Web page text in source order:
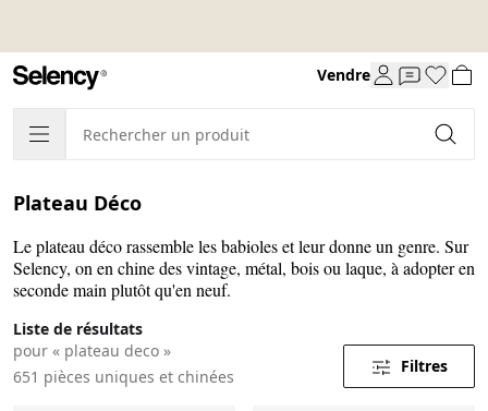
Vendre
Plateau Déco
Le plateau déco rassemble les babioles et leur donne un genre. Sur
Selency, on en chine des vintage, métal, bois ou laque, à adopter en
seconde main plutôt qu'en neuf.
Liste de résultats
pour « plateau deco »
651 pièces uniques et chinées
Filtres